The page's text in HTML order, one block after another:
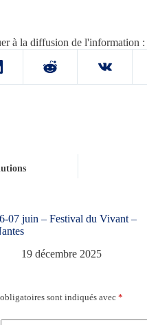
à la diffusion de l'information :
07 juin – Festival du Vivant –
19 décembre 2025
sont indiqués avec *